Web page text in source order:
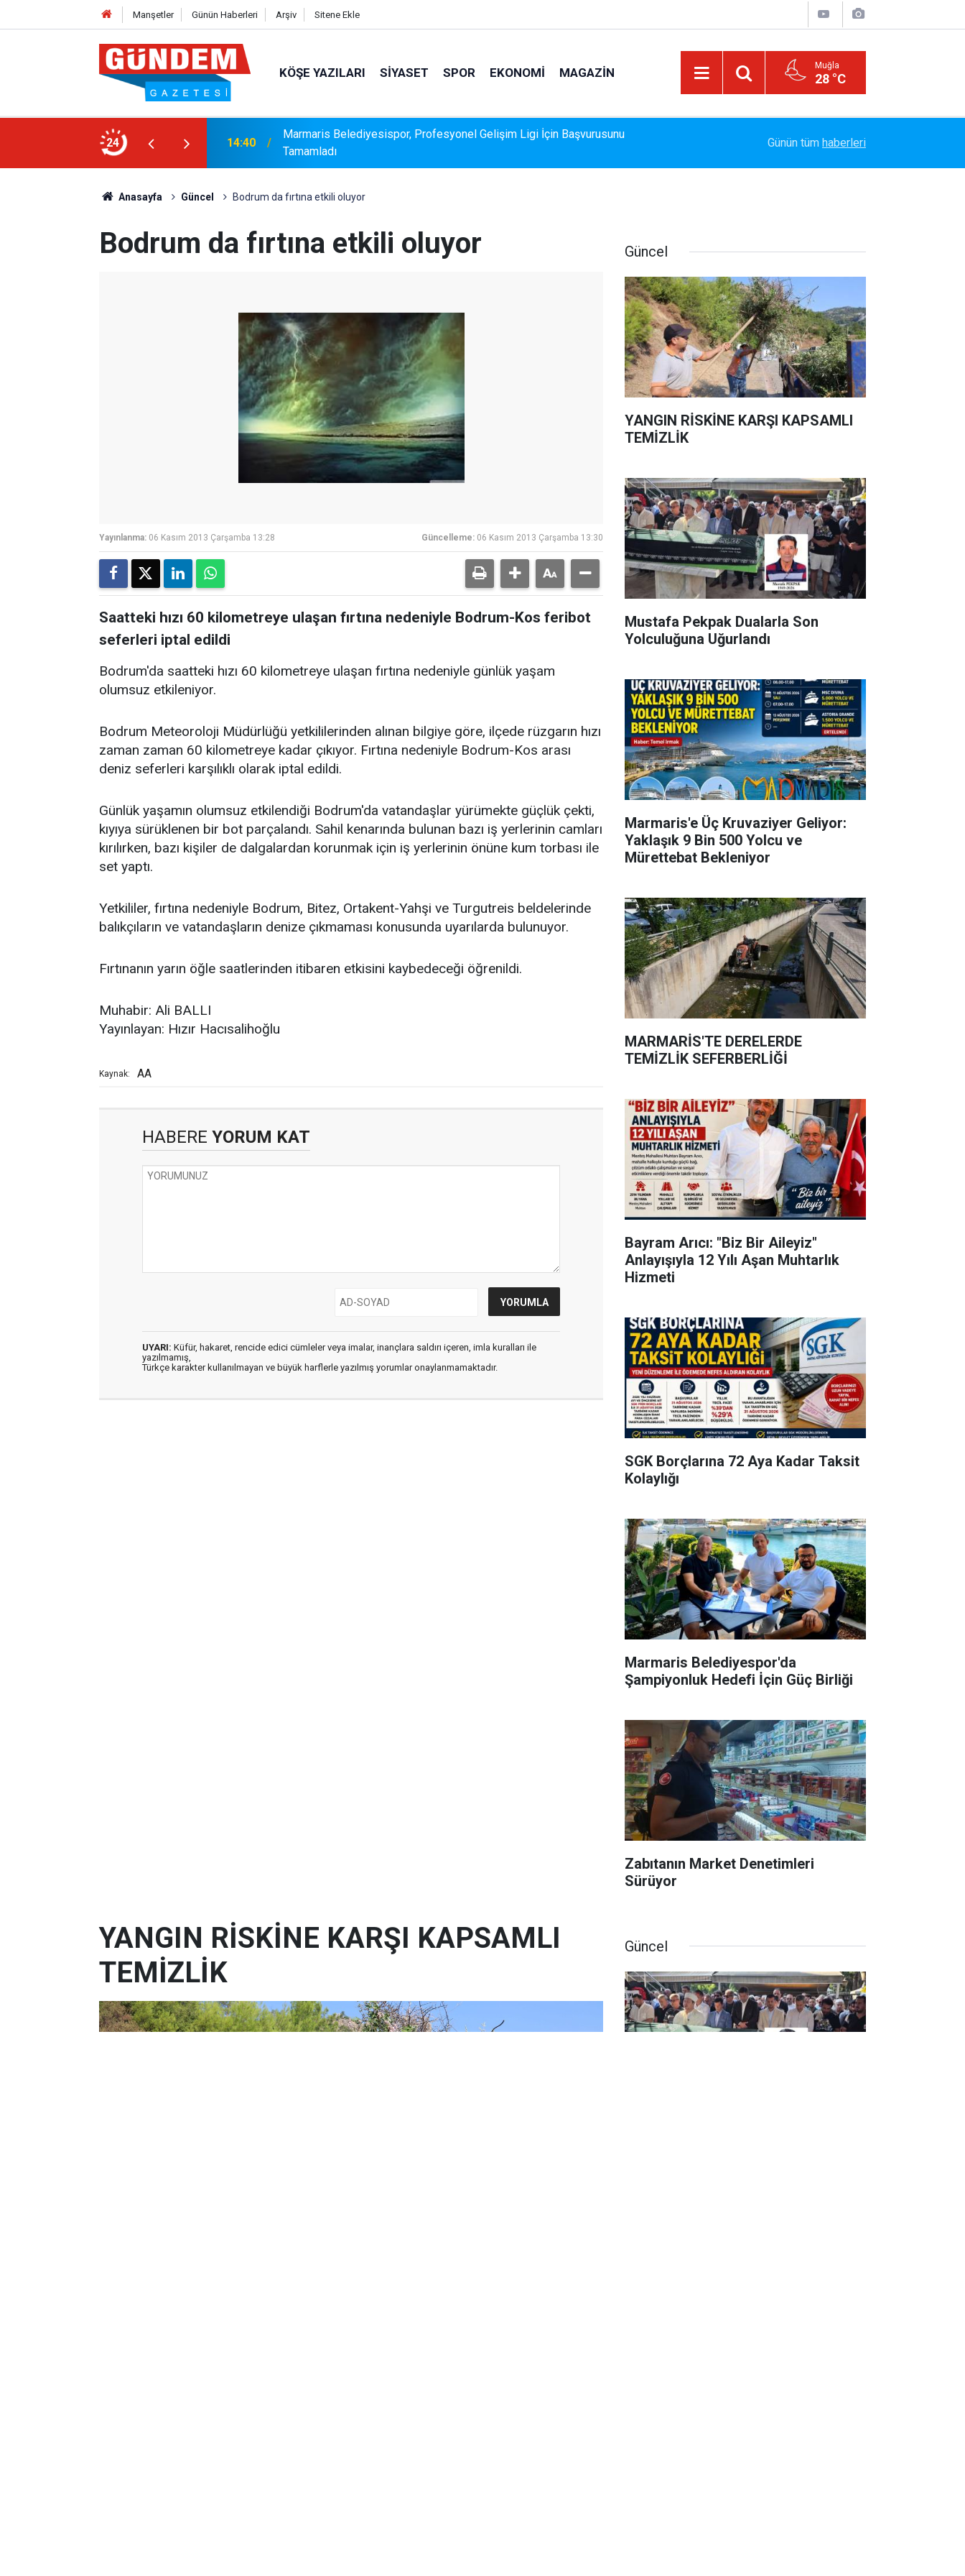
Manşetler Günün Haberleri Arşiv Sitene Ekle
KÖŞE YAZILARI SIYASET SPOR EKONOMI MAGAZIN Muğla
28 °C
24
Tamamladı
14:15
Bakanlık Veri Sunamadı: Metin Ergun'dan Turizm Eleştirisi
Vazgeç Gel"
Günün tüm haberleri
Anasayfa Güncel Bodrum da fırtına etkili oluyor
Bodrum da fırtına etkili oluyor
Yayınlanma: 06 Kasım 2013 Çarşamba 13:28 Güncelleme: 06 Kasım 2013 Çarşamba 13:30
Saatteki hızı 60 kilometreye ulaşan fırtına nedeniyle Bodrum-Kos feribot
seferleri iptal edildi
Bodrum'da saatteki hızı 60 kilometreye ulaşan fırtına nedeniyle günlük yaşam
olumsuz etkileniyor.
Bodrum Meteoroloji Müdürlüğü yetkililerinden alınan bilgiye göre, ilçede rüzgarın hızı
zaman zaman 60 kilometreye kadar çıkıyor. Fırtına nedeniyle Bodrum-Kos arası
deniz seferleri karşılıklı olarak iptal edildi.
Günlük yaşamın olumsuz etkilendiği Bodrum'da vatandaşlar yürümekte güçlük çekti,
kıyıya sürüklenen bir bot parçalandı. Sahil kenarında bulunan bazı iş yerlerinin camları
kırılırken, bazı kişiler de dalgalardan korunmak için iş yerlerinin önüne kum torbası ile
set yaptı.
Yetkililer, fırtına nedeniyle Bodrum, Bitez, Ortakent-Yahşi ve Turgutreis beldelerinde
balıkçıların ve vatandaşların denize çıkmaması konusunda uyarılarda bulunuyor.
Fırtınanın yarın öğle saatlerinden itibaren etkisini kaybedeceği öğrenildi.
Muhabir: Ali BALLI
Yayınlayan: Hızır Hacısalihoğlu
Kaynak: AA
HABERE YORUM KAT
UYARI: Küfür, hakaret, rencide edici cümleler veya imalar, inançlara saldırı içeren, imla kuralları ile
yazılmamış,
Türkçe karakter kullanılmayan ve büyük harflerle yazılmış yorumlar onaylanmamaktadır.
Güncel
YANGIN RİSKİNE KARŞI KAPSAMLI
TEMİZLİK
Mustafa Pekpak Dualarla Son
Yolculuğuna Uğurlandı
Marmaris'e Üç Kruvaziyer Geliyor:
Yaklaşık 9 Bin 500 Yolcu ve
Mürettebat Bekleniyor
MARMARİS'TE DERELERDE
TEMİZLİK SEFERBERLİĞİ
Bayram Arıcı: "Biz Bir Aileyiz"
Anlayışıyla 12 Yılı Aşan Muhtarlık
Hizmeti
SGK Borçlarına 72 Aya Kadar Taksit
Kolaylığı
Marmaris Belediyespor'da
Şampiyonluk Hedefi İçin Güç Birliği
Zabıtanın Market Denetimleri
Sürüyor
YANGIN RİSKİNE KARŞI KAPSAMLI
TEMİZLİK
Güncel